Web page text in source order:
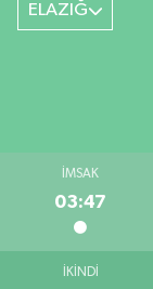
ELAZIĞ
İMSAK
03:47
İKINDI